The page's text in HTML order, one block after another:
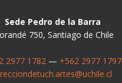
Sede Pedro de la Barra
750, Santiago de Chile
2977 1782— +562 2977 1797